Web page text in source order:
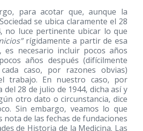
para acotar que, aunque la
se ubica claramente el 28
no luce pertinente ubicar lo que
rígidamente a partir de esa
es necesario incluir pocos años
años después (difícilmente
caso, por razones obvias)
trabajo. En nuestro caso, por
del 28 de julio de 1944, dicha así y
otro dato o circunstancia, dice
Sin embargo, veamos lo que
nota de las fechas de fundaciones
de Historia de la Medicina. Las